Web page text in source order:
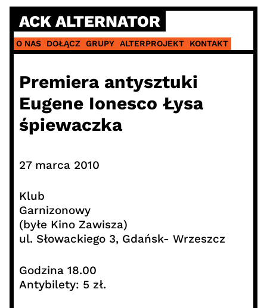
Skip
content
ACK ALTERNATOR
O NAS DOŁĄCZ GRUPY ALTERPROJEKT KONTAKT
Premiera antysztuki
Eugene Ionesco Łysa
śpiewaczka
27 marca 2010
Klub
Garnizonowy
(byłe Kino Zawisza)
ul. Słowackiego 3, Gdańsk- Wrzeszcz
Godzina 18.00
Antybilety: 5 zł.